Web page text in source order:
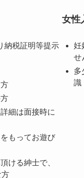
納税証明等提示
細は面接時に
もってお遊び
ける紳士で、
方
女性
妊
せ
多
識